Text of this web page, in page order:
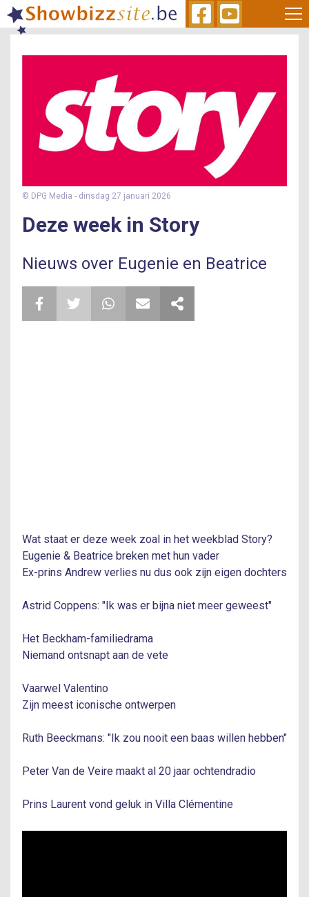
Skip
to
© DPG Media - dinsdag 27 januari 2026
Deze week in Story
Nieuws over Eugenie en Beatrice
Wat staat er deze week zoal in het weekblad Story?
Eugenie & Beatrice breken met hun vader
Ex-prins Andrew verlies nu dus ook zijn eigen dochters
Astrid Coppens: "Ik was er bijna niet meer geweest"
Het Beckham-familiedrama
Niemand ontsnapt aan de vete
Vaarwel Valentino
Zijn meest iconische ontwerpen
Ruth Beeckmans: "Ik zou nooit een baas willen hebben"
Peter Van de Veire maakt al 20 jaar ochtendradio
Prins Laurent vond geluk in Villa Clémentine